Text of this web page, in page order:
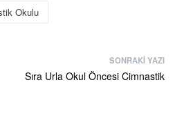
Okulu
SONRAKI YAZI
Sıra Urla Okul Öncesi Cimnastik